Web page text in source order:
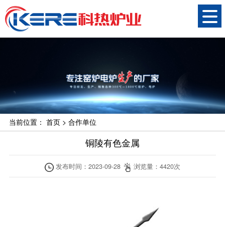
当前位置： 首页> 合作单位
铜陵有色金属